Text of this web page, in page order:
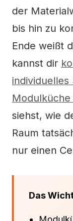
der
bis hin zu
Ende weißt
kannst dir
siehst, wie
Raum
nur einen
Das